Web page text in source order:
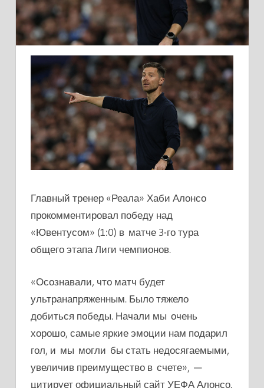
Главный тренер «Реала» Хаби Алонсо
прокомментировал победу над
«Ювентусом» (1:0) в матче 3-го тура
общего этапа Лиги чемпионов.
«Осознавали, что матч будет
ультранапряженным. Было тяжело
добиться победы. Начали мы очень
хорошо, самые яркие эмоции нам подарил
гол, и мы могли бы стать недосягаемыми,
увеличив преимущество в счете», —
цитирует официальный сайт УЕФА Алонсо.